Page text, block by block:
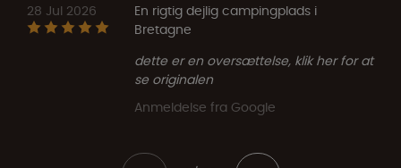
28 Jul 2026
En rigtig dejlig campingplads i
Bretagne
dette er en oversættelse, klik her for at
se originalen
Anmeldelse fra Google